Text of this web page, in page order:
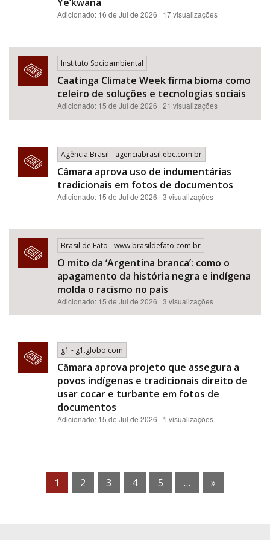
Adicionado: 16 de Jul de 2026 | 17 visualizações
Instituto Socioambiental
Caatinga Climate Week firma bioma como
celeiro de soluções e tecnologias sociais
Adicionado: 15 de Jul de 2026 | 21 visualizações
Agência Brasil - agenciabrasil.ebc.com.br
Câmara aprova uso de indumentárias
tradicionais em fotos de documentos
Adicionado: 15 de Jul de 2026 | 3 visualizações
Brasil de Fato - www.brasildefato.com.br
O mito da ‘Argentina branca’: como o
apagamento da história negra e indígena
molda o racismo no país
Adicionado: 15 de Jul de 2026 | 3 visualizações
g1 - g1.globo.com
Câmara aprova projeto que assegura a
povos indígenas e tradicionais direito de
usar cocar e turbante em fotos de
documentos
Adicionado: 15 de Jul de 2026 | 1 visualizações
1 2 3 4 5 … »